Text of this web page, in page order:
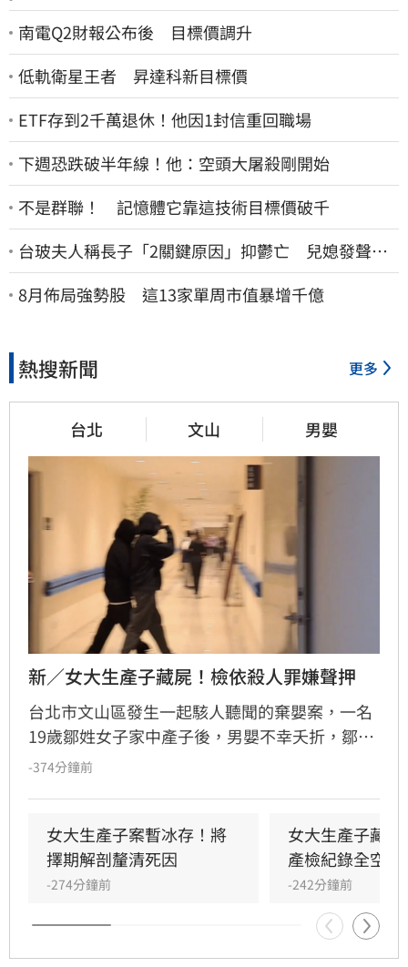
南電Q2財報公布後 目標價調升
低軌衛星王者 昇達科新目標價
ETF存到2千萬退休！他因1封信重回職場
下週恐跌破半年線！他：空頭大屠殺剛開始
不是群聯！ 記憶體它靠這技術目標價破千
台玻夫人稱長子「2關鍵原因」抑鬱亡 兒媳發聲打
臉：我從來不信⋯
8月佈局強勢股 這13家單周市值暴增千億
熱搜新聞 更多
台北 文山 男嬰
新／女大生產子藏屍！檢依殺人罪嫌聲押
台北市文山區發生一起駭人聽聞的棄嬰案，一名
19歲鄒姓女子家中產子後，男嬰不幸夭折，鄒女
竟未報案，反而將屍體包裹藏匿於房內。直至數
步尚無法確認男嬰死因，後續將擇期解剖釐清。
檢察官複訊後，認定鄒女涉犯殺人罪嫌重大，且
有湮滅證據之虞，已向台北地方法院聲請羈押，
-374分鐘前
女大生產子案暫冰存！將
擇期解剖釐清死因
-274分鐘前
女大生產子藏
產檢紀錄全空白
-242分鐘前